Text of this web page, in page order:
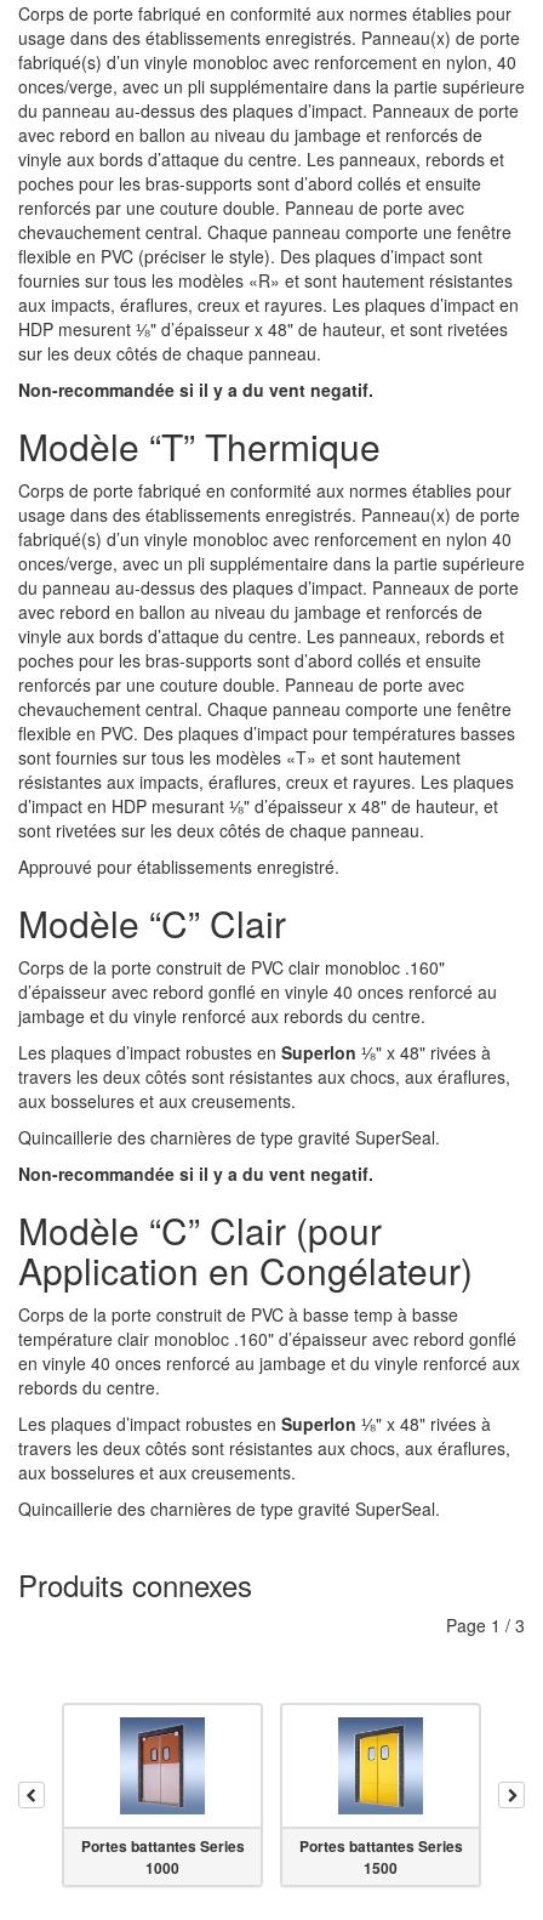
Corps de porte fabriqué en conformité aux normes établies pour
usage dans des établissements enregistrés. Panneau(x) de porte
fabriqué(s) d’un vinyle monobloc avec renforcement en nylon, 40
onces/verge, avec un pli supplémentaire dans la partie supérieure
du panneau au-dessus des plaques d’impact. Panneaux de porte
avec rebord en ballon au niveau du jambage et renforcés de
vinyle aux bords d’attaque du centre. Les panneaux, rebords et
poches pour les bras-supports sont d’abord collés et ensuite
renforcés par une couture double. Panneau de porte avec
chevauchement central. Chaque panneau comporte une fenêtre
flexible en PVC (préciser le style). Des plaques d’impact sont
fournies sur tous les modèles «R» et sont hautement résistantes
aux impacts, éraflures, creux et rayures. Les plaques d’impact en
HDP mesurent ⅛" d’épaisseur x 48" de hauteur, et sont rivetées
sur les deux côtés de chaque panneau.
Non-recommandée si il y a du vent negatif.
Modèle “T” Thermique
Corps de porte fabriqué en conformité aux normes établies pour
usage dans des établissements enregistrés. Panneau(x) de porte
fabriqué(s) d’un vinyle monobloc avec renforcement en nylon 40
onces/verge, avec un pli supplémentaire dans la partie supérieure
du panneau au-dessus des plaques d’impact. Panneaux de porte
avec rebord en ballon au niveau du jambage et renforcés de
vinyle aux bords d’attaque du centre. Les panneaux, rebords et
poches pour les bras-supports sont d’abord collés et ensuite
renforcés par une couture double. Panneau de porte avec
chevauchement central. Chaque panneau comporte une fenêtre
flexible en PVC. Des plaques d’impact pour températures basses
sont fournies sur tous les modèles «T» et sont hautement
résistantes aux impacts, éraflures, creux et rayures. Les plaques
d’impact en HDP mesurant ⅛" d’épaisseur x 48" de hauteur, et
sont rivetées sur les deux côtés de chaque panneau.
Approuvé pour établissements enregistré.
Modèle “C” Clair
Corps de la porte construit de PVC clair monobloc .160"
d’épaisseur avec rebord gonflé en vinyle 40 onces renforcé au
jambage et du vinyle renforcé aux rebords du centre.
Les plaques d’impact robustes en Superlon ⅛" x 48" rivées à
travers les deux côtés sont résistantes aux chocs, aux éraflures,
aux bosselures et aux creusements.
Quincaillerie des charnières de type gravité SuperSeal.
Non-recommandée si il y a du vent negatif.
Modèle “C” Clair (pour
Application en Congélateur)
Corps de la porte construit de PVC à basse temp à basse
température clair monobloc .160" d’épaisseur avec rebord gonflé
en vinyle 40 onces renforcé au jambage et du vinyle renforcé aux
rebords du centre.
Les plaques d’impact robustes en Superlon ⅛" x 48" rivées à
travers les deux côtés sont résistantes aux chocs, aux éraflures,
aux bosselures et aux creusements.
Quincaillerie des charnières de type gravité SuperSeal.
Produits connexes
Page 1 / 3
Portes battantes Series
1000
Portes battantes Series
1500